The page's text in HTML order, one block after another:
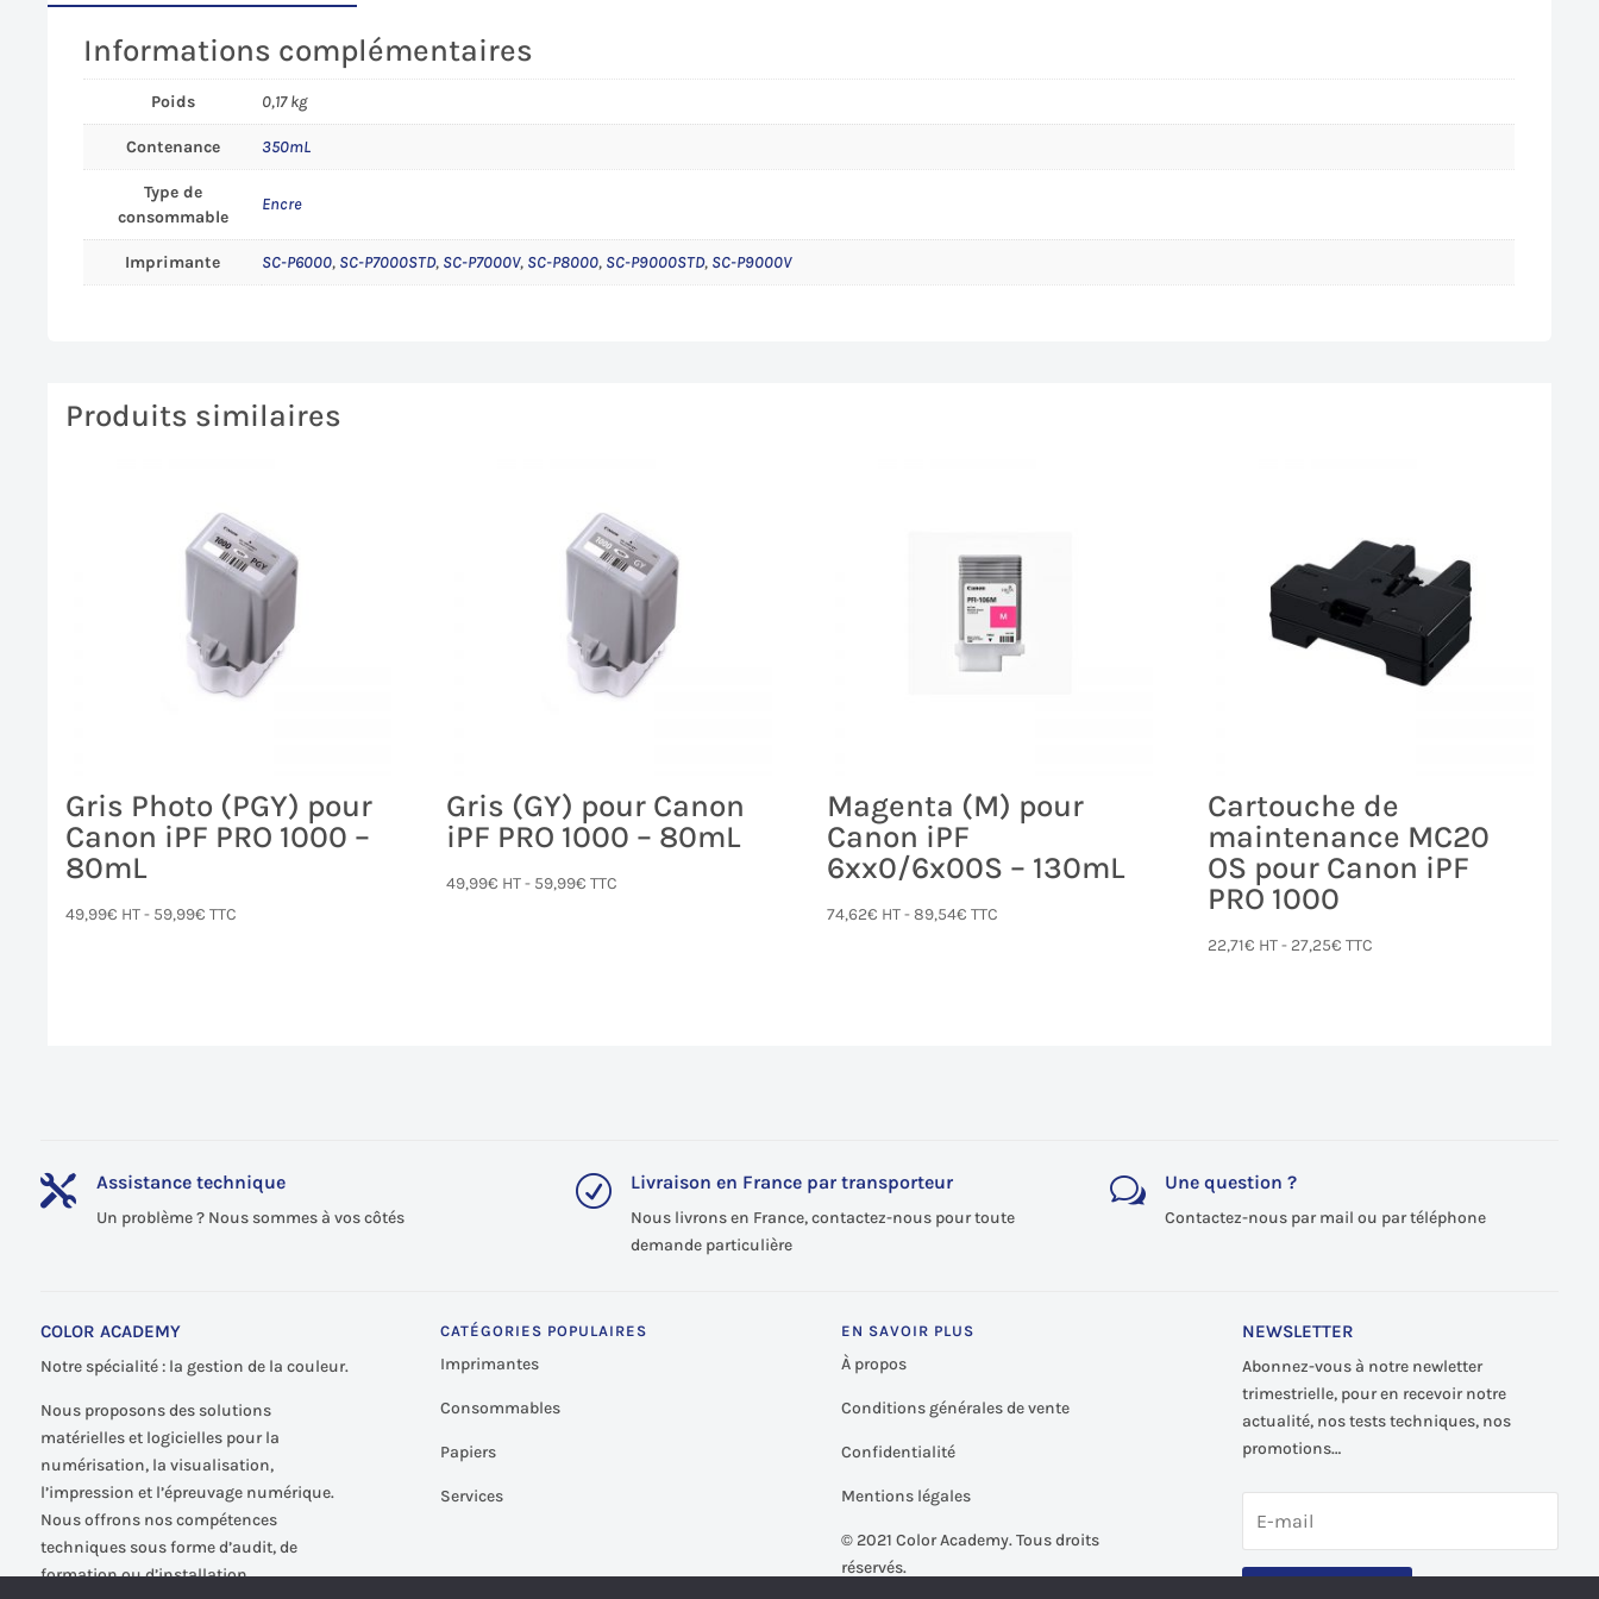
Informations complémentaires
Poids 0,17 kg
Contenance 350mL
Type de
consommable
Encre
Imprimante SC-P6000, SC-P7000STD, SC-P7000V, SC-P8000, SC-P9000STD, SC-P9000V
Produits similaires
Gris Photo (PGY) pour
Canon iPF PRO 1000 –
80mL
49,99€ HT - 59,99€ TTC
Gris (GY) pour Canon
iPF PRO 1000 – 80mL
49,99€ HT - 59,99€ TTC
Magenta (M) pour
Canon iPF
6xx0/6x00S – 130mL
74,62€ HT -89,54€ TTC
Cartouche de
maintenance MC20
OS pour Canon iPF
PRO 1000
22,71€ HT - 27,25€ TTC
 Assistance technique
Un problème ? Nous sommes à vos côtés
R Livraison en France par transporteur
Nous livrons en France, contactez-nous pour toute
demande particulière
w Une question ?
Contactez-nous par mail ou par téléphone
COLOR ACADEMY
Notre spécialité : la gestion de la couleur.
Nous proposons des solutions
matérielles et logicielles pour la
numérisation, la visualisation,
l’impression et l’épreuvage numérique.
Nous offrons nos compétences
techniques sous forme d’audit, de
formation ou d’installation.
CATÉGORIES POPULAIRES
Imprimantes
Consommables
Papiers
Services
EN SAVOIR PLUS
À propos
Conditions générales de vente
Confidentialité
Mentions légales
© 2021 Color Academy. Tous droits
réservés.
NEWSLETTER
Abonnez-vous à notre newletter
trimestrielle, pour en recevoir notre
actualité, nos tests techniques, nos
promotions…